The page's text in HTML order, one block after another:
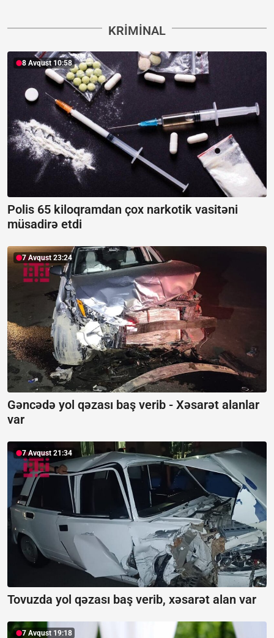
KRIMINAL
8 Avqust 10:58
Polis 65 kiloqramdan çox narkotik vasitəni
müsadirə etdi
7 Avqust 23:24
Gəncədə yol qəzası baş verib - Xəsarət alanlar
var
7 Avqust 21:34
Tovuzda yol qəzası baş verib, xəsarət alan var
7 Avqust 19:18